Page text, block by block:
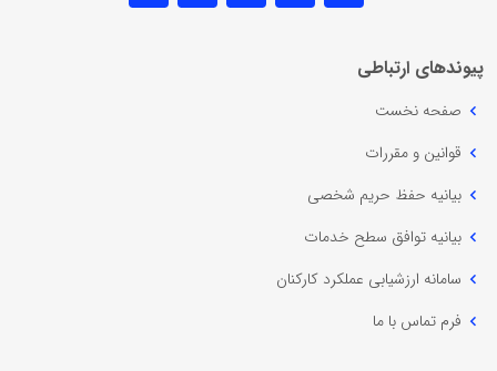
پیوندهای ارتباطی
صفحه نخست
قوانین و مقررات
بیانیه حفظ حریم شخصی
بیانیه توافق سطح خدمات
سامانه ارزشیابی عملکرد کارکنان
فرم تماس با ما